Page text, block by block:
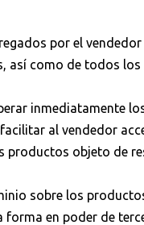
por el
así como de todos
inmediatamente
al vendedor
productos objeto de
sobre los
en poder de